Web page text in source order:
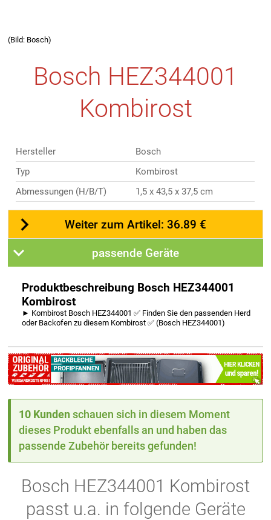
(Bild: Bosch)
Bosch HEZ344001
Kombirost
Hersteller
Bosch
Typ
Kombirost
Abmessungen (H/B/T)
1,5 x 43,5 x 37,5 cm
Weiter zum Artikel: 36.89 €
passende Geräte
Produktbeschreibung Bosch HEZ344001
Kombirost
► Kombirost Bosch HEZ344001 ✅ Finden Sie den passenden Herd
oder Backofen zu diesem Kombirost ✅ (Bosch HEZ344001)
10 Kunden schauen sich in diesem Moment
dieses Produkt ebenfalls an und haben das
passende Zubehör bereits gefunden!
Bosch HEZ344001 Kombirost
passt u.a. in folgende Geräte